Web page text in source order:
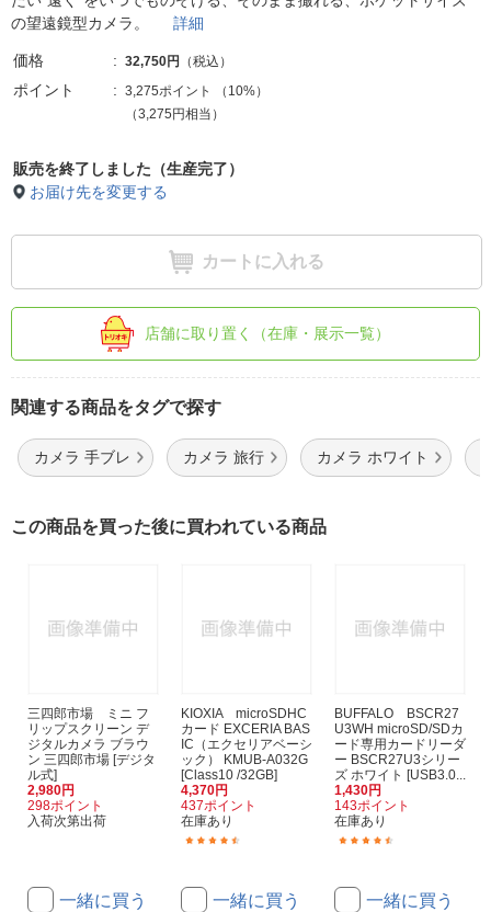
の望遠鏡型カメラ。 詳細
価格 32,750円 （税込）
ポイント 3,275ポイント （ 10%）
（3,275円相当）
販売を終了しました（生産完了）
お届け先を変更する
カートに入れる
店舗に取り置く（在庫・展示一覧）
関連する商品をタグで探す
カメラ 手ブレ カメラ 旅行 カメラ ホワイト
この商品を買った後に買われている商品
三四郎市場 ミニ フ
リップスクリーン デ
ジタルカメラ ブラウ
ン 三四郎市場 [デジタ
ル式]
2,980円
298ポイント
入荷次第出荷
一緒に買う
KIOXIA microSDHC
カード EXCERIA BAS
IC（エクセリアベーシ
ック） KMUB-A032G
[Class10 /32GB]
4,370円
437ポイント
在庫あり
一緒に買う
BUFFALO BSCR27
U3WH microSD/SDカ
ード専用カードリーダ
ー BSCR27U3シリー
ズ ホワイト [USB3.0...
1,430円
143ポイント
在庫あり
一緒に買う